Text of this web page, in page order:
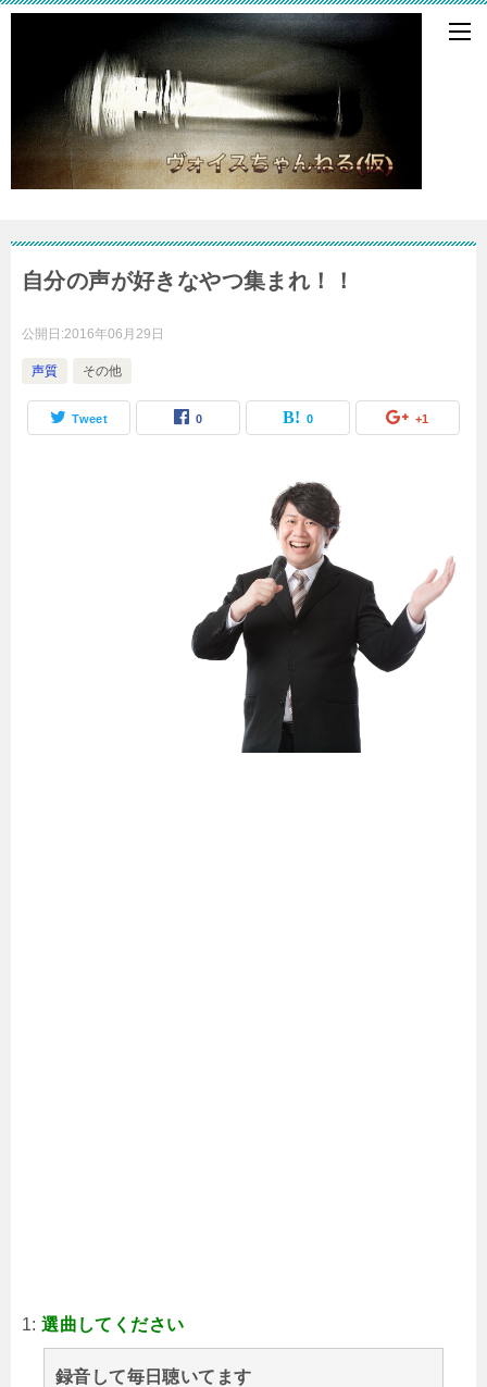
自分の声が好きなやつ集まれ！！
公開日:2016年06月29日
声質 その他
Tweet 0 0 +1
1:選曲してください
録音して毎日聴いてます